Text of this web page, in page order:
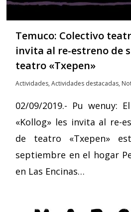
Temuco: Colectivo
invita al re-estreno de
teatro «Txepen»
Actividades,Actividades destacadas,
02/09/2019.- Pu wenuy:
«Kollog» les invita al re-
de teatro «Txepen»
septiembre en el hogar
en Las Encinas…